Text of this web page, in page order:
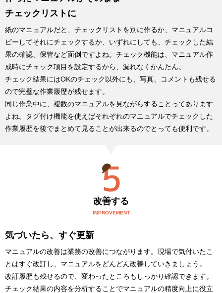
チェックリストに
紙のマニュアルだと、チェックリストを別に作るか、マニュアルコ
ピーしてそれにチェックするか、いずれにしても、チェックした結
果の確認、保管など面倒ですよね。チェック機能は、マニュアル作
成時にチェック項目を設定するから、漏れなくかんたん。
チェック結果にはOKのチェック以外にも、写真、コメントも残せる
ので完璧な作業履歴が残せます。
同じ作業中に、複数のマニュアルを見ながらすることってあります
よね。タグ付け機能を使えばそれぞれのマニュアルでチェックした
作業履歴を後でまとめて見ることが出来るのでとっても便利です。
改善する
IMPROVEMENT
気づいたら、すぐ更新
マニュアルの改善は業務の改善につながります。現場で気付いたこ
とはすぐ改訂し、マニュアルをどんどん改善していきましょう。
改訂履歴も残せるので、変わったところもしっかり確認できます。
チェック結果の内容を分析することでマニュアルの精度向上に役立